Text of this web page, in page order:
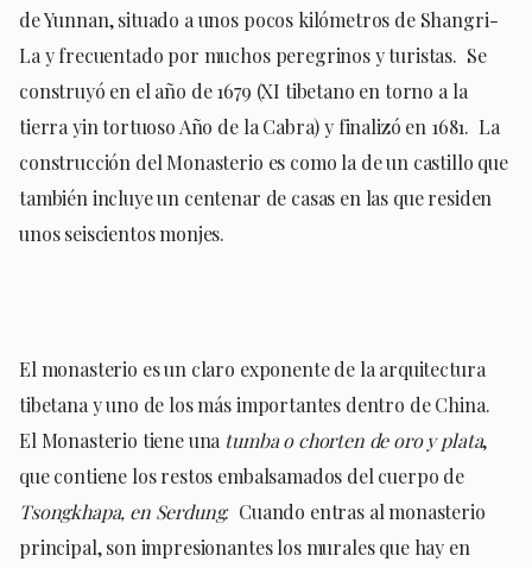
de Yunnan, situado a unos pocos kilómetros de Shangri-
La y frecuentado por muchos peregrinos y turistas. Se
construyó en el año de 1679 (XI tibetano en torno a la
tierra yin tortuoso Año de la Cabra) y finalizó en 1681. La
construcción del Monasterio es como la de un castillo que
también incluye un centenar de casas en las que residen
unos seiscientos monjes.
El monasterio es un claro exponente de la arquitectura
tibetana y uno de los más importantes dentro de China.
El Monasterio tiene una tumba o chorten de oro y plata,
que contiene los restos embalsamados del cuerpo de
Tsongkhapa, en Serdung. Cuando entras al monasterio
principal, son impresionantes los murales que hay en